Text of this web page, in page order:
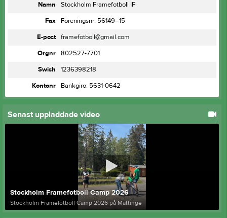
Namn
Stockholm Framefotboll IF
Fax
Föreningsnr: 56149–15
E-post
framefotboll@gmail.com
Orgnr
802527-7701
Swish
1236398218
Kontonr
Bankgiro: 5631-0642
Senast uppladdade video
Stockholm Framefotboll Camp 2026
Stockholm Framefotboll Camp 2026 på Mättinge